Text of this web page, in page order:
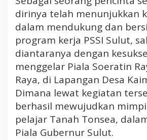
dirinya telah menunjukkan
dalam mendukung dan
program kerja PSSI Sulut,
diantaranya dengan
menggelar Piala Soeratin
Raya, di Lapangan Desa
Dimana lewat kegiatan
berhasil mewujudkan
pelajar Tanah Tonsea,
Piala Gubernur Sulut.